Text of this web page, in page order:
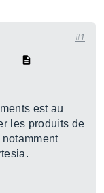
#1
est au
les produits de